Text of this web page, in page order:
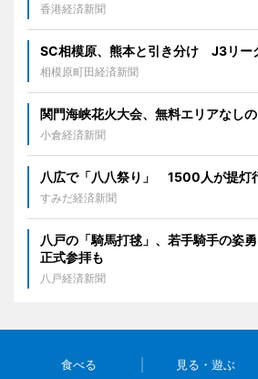
香港経済新聞
SC相模原、熊本と引き分け J3リー
相模原町田経済新聞
関門海峡花火大会、無料エリアなし
小倉経済新聞
八広で「八八祭り」 1500人が提灯
すみだ経済新聞
八戸の「騎馬打毬」、若手騎手の
正式参拝も
八戸経済新聞
食べる 見る・遊ぶ